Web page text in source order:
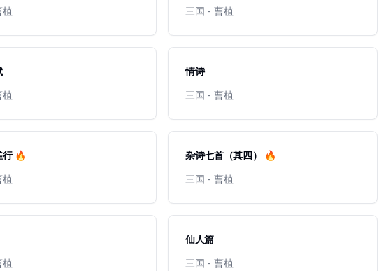
三国 - 曹植
情诗
三国 - 曹植
行 🔥
杂诗七首（其四） 🔥
三国 - 曹植
仙人篇
三国 - 曹植